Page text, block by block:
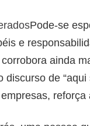
Pode-se
e
ainda
discurso de